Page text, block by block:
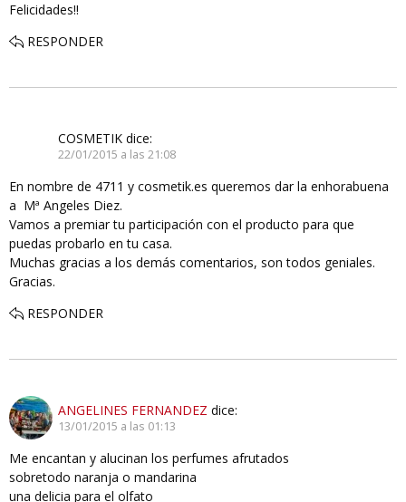
Felicidades!!
RESPONDER
COSMETIK dice:
22/01/2015 a las 21:08
En nombre de 4711 y cosmetik.es queremos dar la enhorabuena
a Mª Angeles Diez.
Vamos a premiar tu participación con el producto para que
puedas probarlo en tu casa.
Muchas gracias a los demás comentarios, son todos geniales.
Gracias.
RESPONDER
ANGELINES FERNANDEZ dice:
13/01/2015 a las 01:13
Me encantan y alucinan los perfumes afrutados
sobretodo naranja o mandarina
una delicia para el olfato